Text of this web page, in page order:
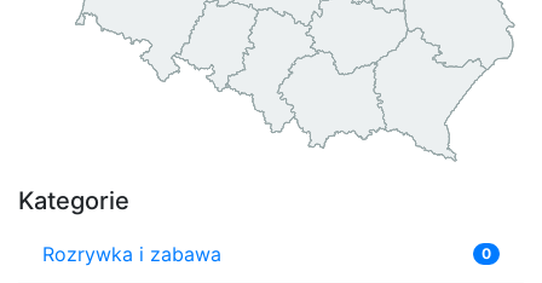
Kategorie
Rozrywka i zabawa 0